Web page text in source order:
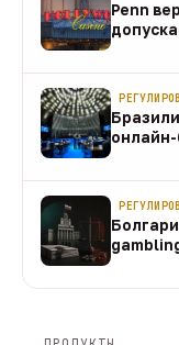
Penn
онлайн-